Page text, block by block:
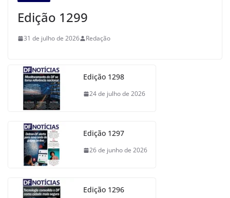
Edição 1299
31 de julho de 2026 Redação
Edição 1298
24 de julho de 2026
Edição 1297
26 de junho de 2026
Edição 1296